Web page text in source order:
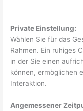
Private Einstellung:
Wählen Sie für das
Rahmen. Ein ruhiges
in der Sie einen
können, ermöglichen
Interaktion.
Angemessener